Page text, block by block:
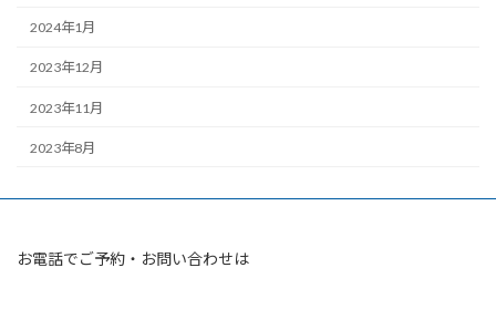
2024年1月
2023年12月
2023年11月
2023年8月
お電話でご予約・お問い合わせは